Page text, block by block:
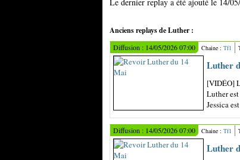
Anciens replays de Luther :
Diffusion : 14/05/2026 07:00 Chaine : Tf1
Luther
[VIDÉO]
Luther
Jessica
Diffusion : 14/05/2026 07:00 Chaine : Tf1
Luther